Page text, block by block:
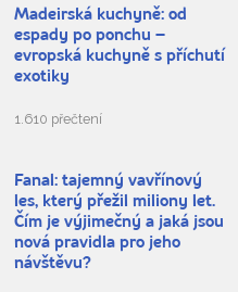
Madeirská kuchyně: od
espady po ponchu –
evropská kuchyně s příchutí
exotiky
1.610 přečtení
Fanal: tajemný vavřínový
les, který přežil miliony let.
Čím je výjimečný a jaká jsou
nová pravidla pro jeho
návštěvu?